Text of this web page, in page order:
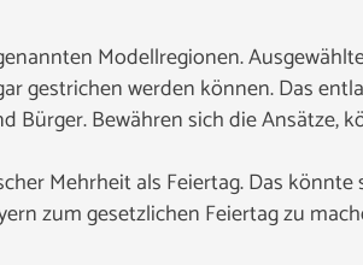
Modellregionen.
gestrichen werden können. Das
Bürger. Bewähren sich die Ansätze,
Mehrheit als Feiertag. Das könnte
zum gesetzlichen Feiertag zu